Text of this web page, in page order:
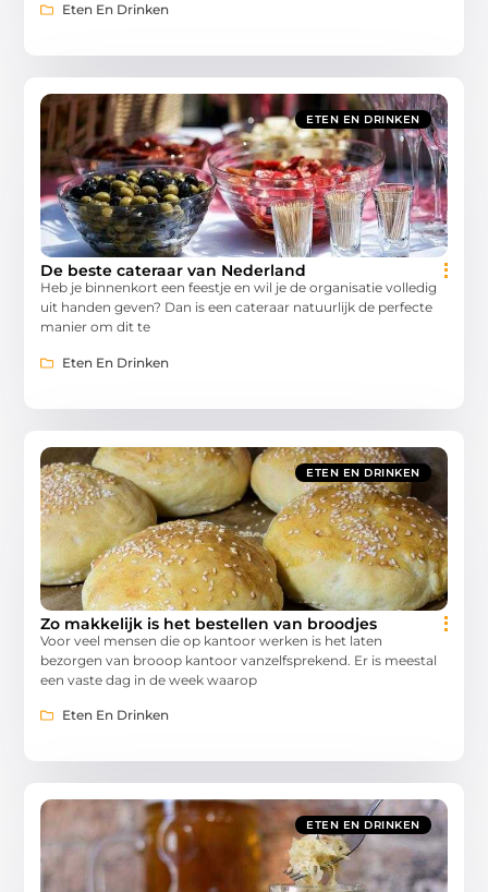
Eten En Drinken
ETEN EN DRINKEN
De beste cateraar van Nederland
Heb je binnenkort een feestje en wil je de organisatie volledig
uit handen geven? Dan is een cateraar natuurlijk de perfecte
manier om dit te
Eten En Drinken
ETEN EN DRINKEN
Zo makkelijk is het bestellen van broodjes
Voor veel mensen die op kantoor werken is het laten
bezorgen van brooop kantoor vanzelfsprekend. Er is meestal
een vaste dag in de week waarop
Eten En Drinken
ETEN EN DRINKEN